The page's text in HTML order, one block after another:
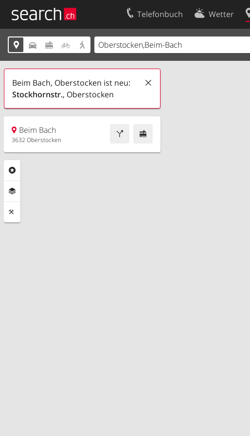
Telefonbuch Wetter
    
Beim Bach, Oberstocken ist neu:
Stockhornstr., Oberstocken
Beim Bach
3632 Oberstocken
Ihr Eintrag
Kundencenter Geschäftskunden
Kontakt
Nutzungsbedingungen